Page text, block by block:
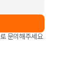
로 문의해주세요.